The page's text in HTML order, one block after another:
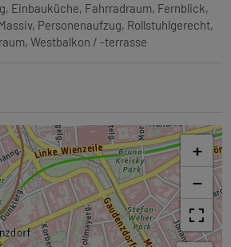
Einbauküche Fahrradraum Fernblick
Personenaufzug Rollstuhlgerecht
Westbalkon / -terrasse
+
−